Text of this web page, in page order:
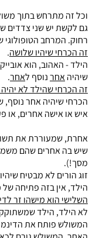
וכל זה מתרחש בתוך
גם לקשת יש שני צדדים
רחוק. המרחב
זה הכרחי שיהיו שלושה.
הילד - האהוב, הוא
שיהיהאחרנוסף לאחר.
זה הכרחי שהילד לא
הכרחי שיהיה אחר נוסף,
איש או אישה אחרים, או
אחרת, שמעוררת את
שיש בה אחרים שהם
מסך!).
זוג הורים לא מבטיח
הילד, אין בזה פתיחה
השלישי הוא מישהו זר
לא הילד, הילד
המשולש פותח את